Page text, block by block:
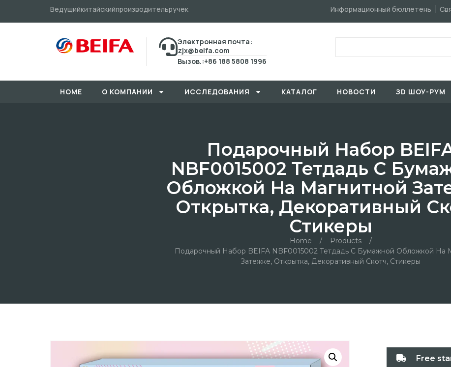
Ведущийкитайскийпроизводительручек Информационный бюллетень
Электронная почта:
zjx@beifa.com
Вызов.:+86 188 5808 1996
HOME О КОМПАНИИ ИССЛЕДОВАHИЯ КАТАЛОГ HОBOCTИ ЗD ШОУ-РУМ
Подарочный Набор
NBF0015002 Тетдадь С
Обложкой На Магнитной
Открытка, Декоративный
Стикеры
Home / Products
/
Подарочный Набор BEIFA NBF0015002 Тетдадь С Бумажной Обложкой На
Затежке, Открытка, Декоративный Скотч, Стикеры
Free